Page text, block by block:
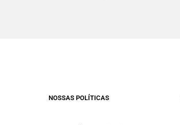
NOSSAS POLÍTICAS